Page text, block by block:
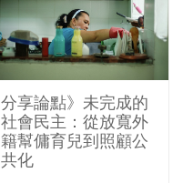
分享論點》未完成的
社會民主：從放寬外
籍幫傭育兒到照顧公
共化